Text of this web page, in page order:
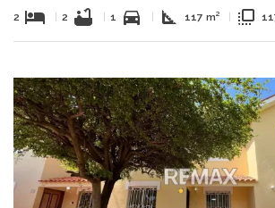
2 hotel 2 bathtub 1 directions_car square_foot 117 m² flip_to_front